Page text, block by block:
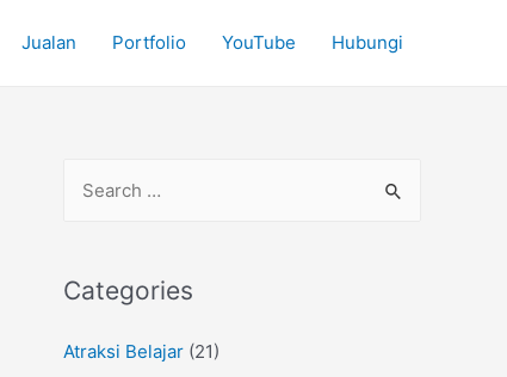
Jualan Portfolio YouTube Hubungi
r
h
Categories
Atraksi Belajar (21)